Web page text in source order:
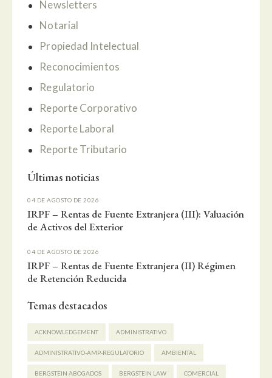
Newsletters
Notarial
Propiedad Intelectual
Reconocimientos
Regulatorio
Reporte Corporativo
Reporte Laboral
Reporte Tributario
Últimas noticias
04 DE AGOSTO DE 2026
IRPF – Rentas de Fuente Extranjera (III): Valuación
de Activos del Exterior
04 DE AGOSTO DE 2026
IRPF – Rentas de Fuente Extranjera (II) Régimen
de Retención Reducida
Temas destacados
ACKNOWLEDGEMENT ADMINISTRATIVO
ADMINISTRATIVO-AMP-REGULATORIO AMBIENTAL
BERGSTEIN ABOGADOS BERGSTEIN LAW COMERCIAL